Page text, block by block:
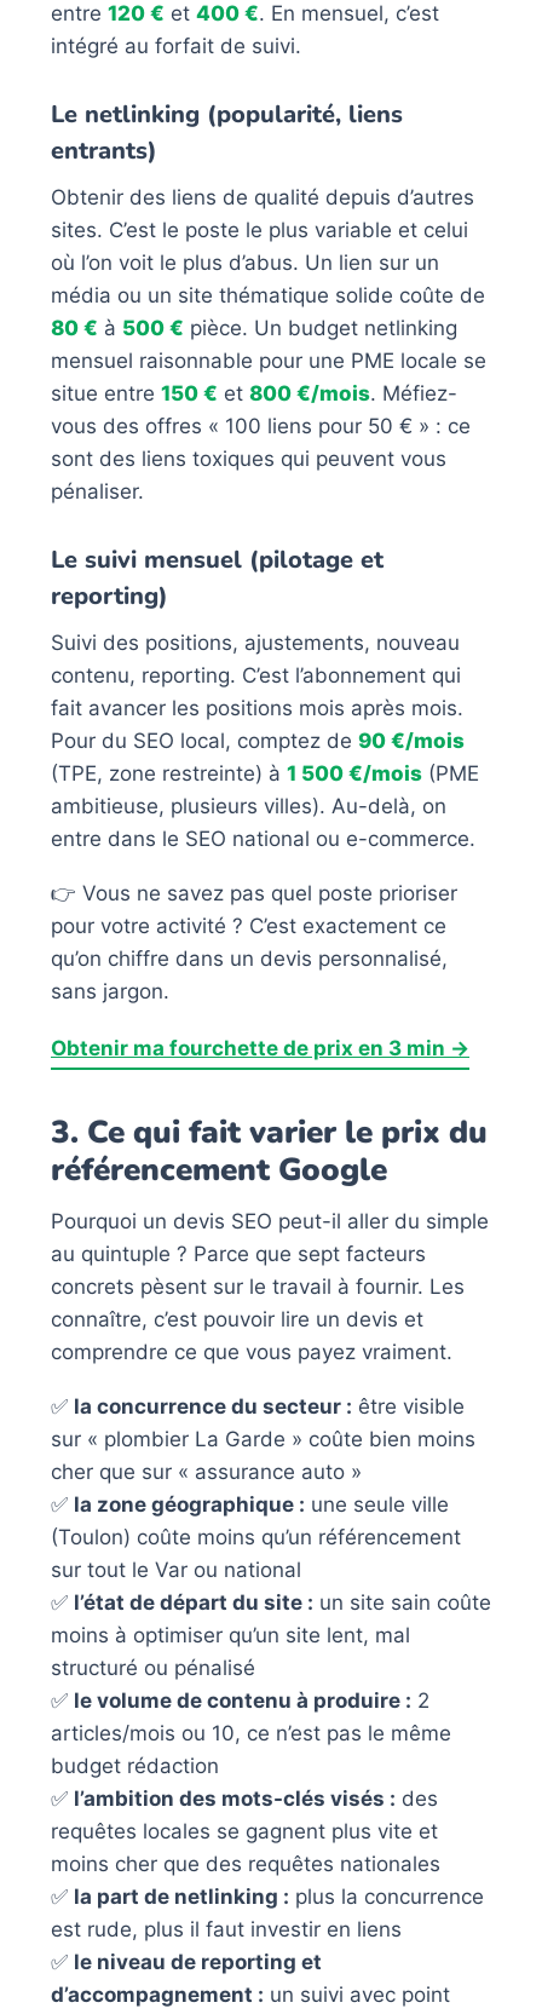
entre 120 € et 400 €. En mensuel, c’est
intégré au forfait de suivi.
Le netlinking (popularité, liens
entrants)
Obtenir des liens de qualité depuis d’autres
sites. C’est le poste le plus variable et celui
où l’on voit le plus d’abus. Un lien sur un
média ou un site thématique solide coûte de
80 € à 500 € pièce. Un budget netlinking
mensuel raisonnable pour une PME locale se
situe entre 150 € et 800 €/mois. Méfiez-
vous des offres « 100 liens pour 50 € » : ce
sont des liens toxiques qui peuvent vous
pénaliser.
Le suivi mensuel (pilotage et
reporting)
Suivi des positions, ajustements, nouveau
contenu, reporting. C’est l’abonnement qui
fait avancer les positions mois après mois.
Pour du SEO local, comptez de 90 €/mois
(TPE, zone restreinte) à 1 500 €/mois (PME
ambitieuse, plusieurs villes). Au-delà, on
entre dans le SEO national ou e-commerce.
👉 Vous ne savez pas quel poste prioriser
pour votre activité ? C’est exactement ce
qu’on chiffre dans un devis personnalisé,
sans jargon.
Obtenir ma fourchette de prix en 3 min →
3. Ce qui fait varier le prix du
référencement Google
Pourquoi un devis SEO peut-il aller du simple
au quintuple ? Parce que sept facteurs
concrets pèsent sur le travail à fournir. Les
connaître, c’est pouvoir lire un devis et
comprendre ce que vous payez vraiment.
✅ la concurrence du secteur : être visible
sur « plombier La Garde » coûte bien moins
cher que sur « assurance auto »
✅ la zone géographique : une seule ville
(Toulon) coûte moins qu’un référencement
sur tout le Var ou national
✅ l’état de départ du site : un site sain coûte
moins à optimiser qu’un site lent, mal
structuré ou pénalisé
✅ le volume de contenu à produire : 2
articles/mois ou 10, ce n’est pas le même
budget rédaction
✅ l’ambition des mots-clés visés : des
requêtes locales se gagnent plus vite et
moins cher que des requêtes nationales
✅ la part de netlinking : plus la concurrence
est rude, plus il faut investir en liens
✅ le niveau de reporting et
d’accompagnement : un suivi avec point